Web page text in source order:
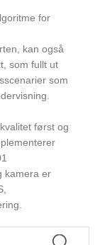
for
kan også
som fullt ut
som
først og
kamera er